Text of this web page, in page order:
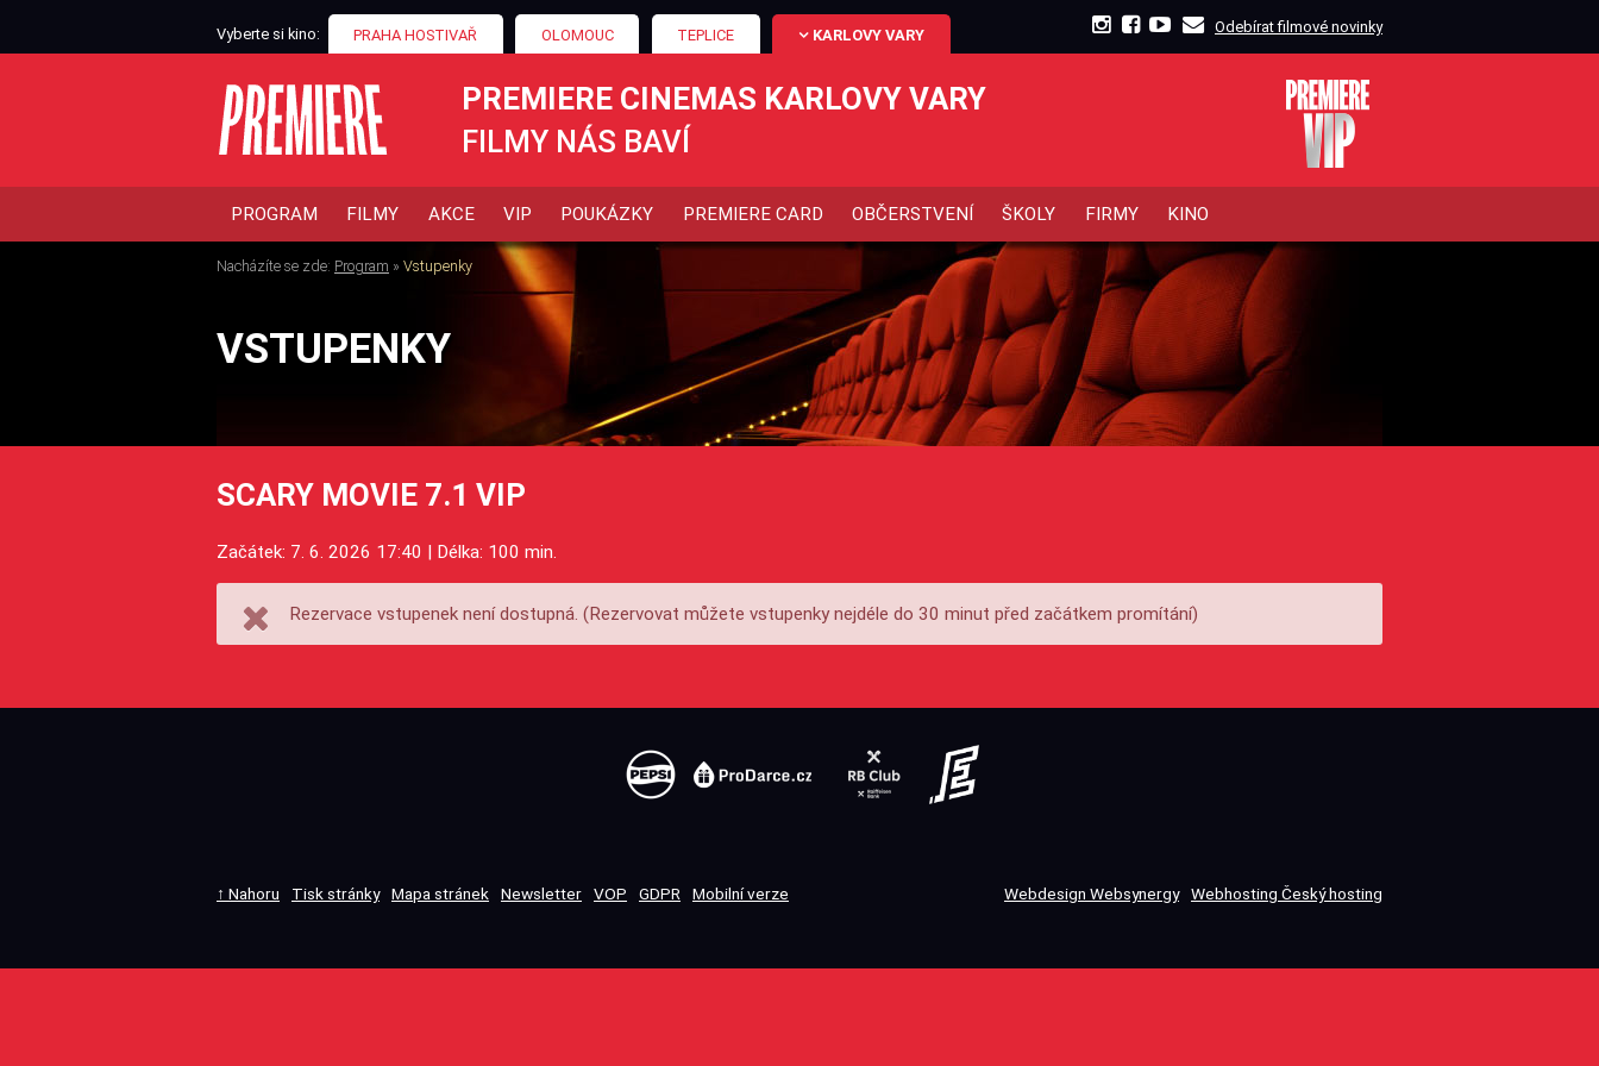
Vyberte si kino: PRAHA HOSTIVAŘ OLOMOUC TEPLICE KARLOVY VARY Odebírat filmové novinky
PREMIERE CINEMAS KARLOVY VARY
FILMY NÁS BAVÍ
PROGRAM FILMY AKCE VIP POUKÁZKY PREMIERE CARD OBČERSTVENÍ ŠKOLY FIRMY KINO
Nacházíte se zde: Program » Vstupenky
VSTUPENKY
SCARY MOVIE 7.1 VIP
Začátek: 7. 6. 2026 17:40 | Délka: 100 min.
Rezervace vstupenek není dostupná. (Rezervovat můžete vstupenky nejdéle do 30 minut před začátkem promítání)
↑ Nahoru Tisk stránky Mapa stránek Newsletter VOP GDPR Mobilní verze Webdesign Websynergy Webhosting Český hosting